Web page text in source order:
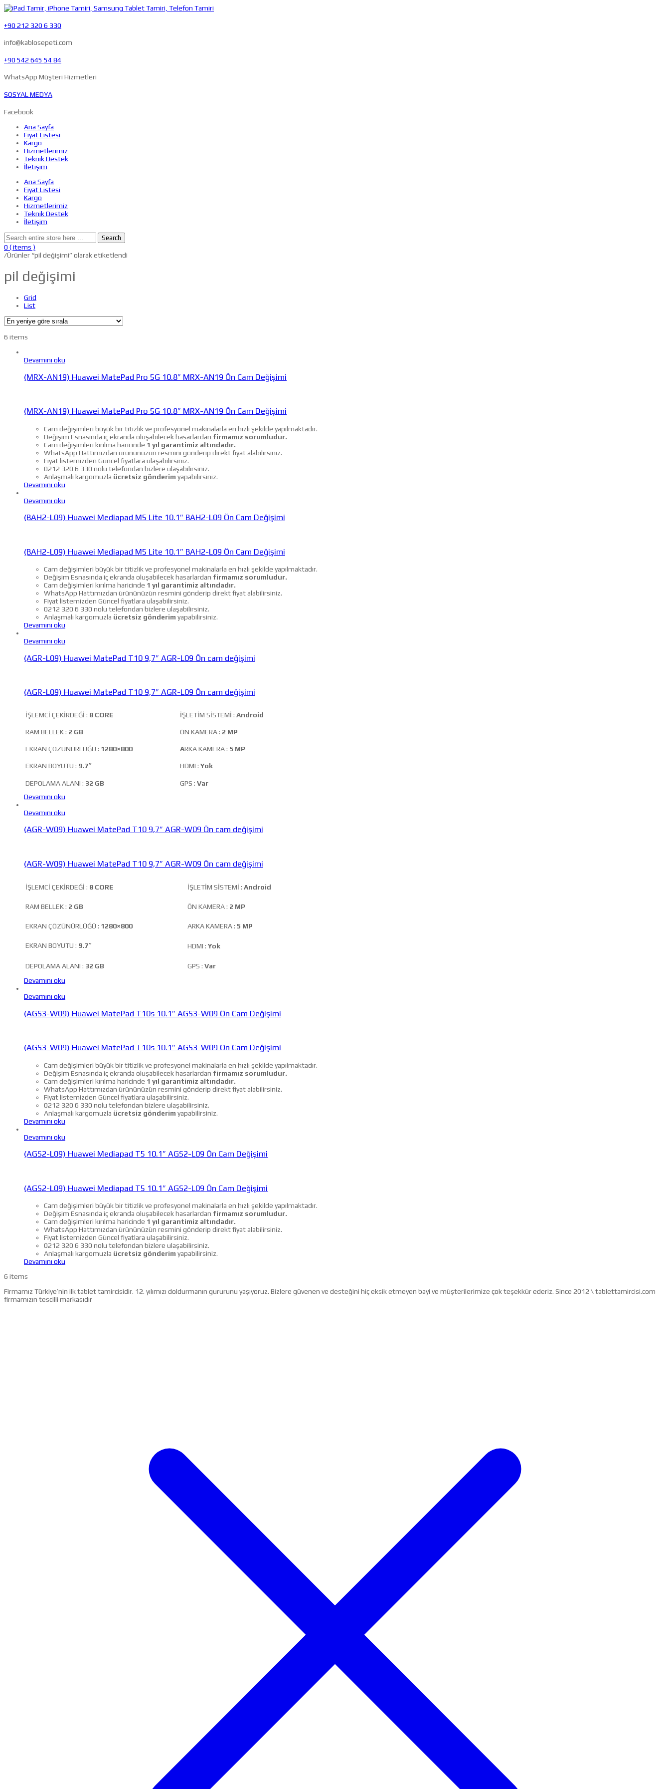
+90 212 320 6 330
info@kablosepeti.com
+90 542 645 54 84
WhatsApp Müşteri Hizmetleri
SOSYAL MEDYA
Facebook
Ana Sayfa
Fiyat Listesi
Kargo
Hizmetlerimiz
Teknik Destek
İletişim
Ana Sayfa
Fiyat Listesi
Kargo
Hizmetlerimiz
Teknik Destek
İletişim
Search
0 ( items )
/Ürünler “pil değişimi” olarak etiketlendi
pil değişimi
Grid
List
6 items
Devamını oku
(MRX-AN19) Huawei MatePad Pro 5G 10.8″ MRX-AN19 Ön Cam Değişimi
(MRX-AN19) Huawei MatePad Pro 5G 10.8″ MRX-AN19 Ön Cam Değişimi
Cam değişimleri büyük bir titizlik ve profesyonel makinalarla en hızlı şekilde yapılmaktadır.
Değişim Esnasında iç ekranda oluşabilecek hasarlardan firmamız sorumludur.
Cam değişimleri kırılma haricinde 1 yıl garantimiz altındadır.
WhatsApp Hattımızdan ürününüzün resmini gönderip direkt fiyat alabilirsiniz.
Fiyat listemizden Güncel fiyatlara ulaşabilirsiniz.
0212 320 6 330 nolu telefondan bizlere ulaşabilirsiniz.
Anlaşmalı kargomuzla ücretsiz gönderim yapabilirsiniz.
Devamını oku
Devamını oku
(BAH2-L09) Huawei Mediapad M5 Lite 10.1″ BAH2-L09 Ön Cam Değişimi
(BAH2-L09) Huawei Mediapad M5 Lite 10.1″ BAH2-L09 Ön Cam Değişimi
Cam değişimleri büyük bir titizlik ve profesyonel makinalarla en hızlı şekilde yapılmaktadır.
Değişim Esnasında iç ekranda oluşabilecek hasarlardan firmamız sorumludur.
Cam değişimleri kırılma haricinde 1 yıl garantimiz altındadır.
WhatsApp Hattımızdan ürününüzün resmini gönderip direkt fiyat alabilirsiniz.
Fiyat listemizden Güncel fiyatlara ulaşabilirsiniz.
0212 320 6 330 nolu telefondan bizlere ulaşabilirsiniz.
Anlaşmalı kargomuzla ücretsiz gönderim yapabilirsiniz.
Devamını oku
Devamını oku
(AGR-L09) Huawei MatePad T10 9,7″ AGR-L09 Ön cam değişimi
(AGR-L09) Huawei MatePad T10 9,7″ AGR-L09 Ön cam değişimi
İŞLEMCİ ÇEKİRDEĞİ : 8 CORE İŞLETİM SİSTEMİ : Android
RAM BELLEK : 2 GB ÖN KAMERA : 2 MP
EKRAN ÇÖZÜNÜRLÜĞÜ : 1280×800 ARKA KAMERA : 5 MP
EKRAN BOYUTU : 9.7″ HDMI : Yok
DEPOLAMA ALANI : 32 GB GPS : Var
Devamını oku
Devamını oku
(AGR-W09) Huawei MatePad T10 9,7″ AGR-W09 Ön cam değişimi
(AGR-W09) Huawei MatePad T10 9,7″ AGR-W09 Ön cam değişimi
İŞLEMCİ ÇEKİRDEĞİ : 8 CORE İŞLETİM SİSTEMİ : Android
RAM BELLEK : 2 GB ÖN KAMERA : 2 MP
EKRAN ÇÖZÜNÜRLÜĞÜ : 1280×800 ARKA KAMERA : 5 MP
EKRAN BOYUTU : 9.7″ HDMI : Yok
DEPOLAMA ALANI : 32 GB GPS : Var
Devamını oku
Devamını oku
(AGS3-W09) Huawei MatePad T10s 10.1″ AGS3-W09 Ön Cam Değişimi
(AGS3-W09) Huawei MatePad T10s 10.1″ AGS3-W09 Ön Cam Değişimi
Cam değişimleri büyük bir titizlik ve profesyonel makinalarla en hızlı şekilde yapılmaktadır.
Değişim Esnasında iç ekranda oluşabilecek hasarlardan firmamız sorumludur.
Cam değişimleri kırılma haricinde 1 yıl garantimiz altındadır.
WhatsApp Hattımızdan ürününüzün resmini gönderip direkt fiyat alabilirsiniz.
Fiyat listemizden Güncel fiyatlara ulaşabilirsiniz.
0212 320 6 330 nolu telefondan bizlere ulaşabilirsiniz.
Anlaşmalı kargomuzla ücretsiz gönderim yapabilirsiniz.
Devamını oku
Devamını oku
(AGS2-L09) Huawei Mediapad T5 10.1″ AGS2-L09 Ön Cam Değişimi
(AGS2-L09) Huawei Mediapad T5 10.1″ AGS2-L09 Ön Cam Değişimi
Cam değişimleri büyük bir titizlik ve profesyonel makinalarla en hızlı şekilde yapılmaktadır.
Değişim Esnasında iç ekranda oluşabilecek hasarlardan firmamız sorumludur.
Cam değişimleri kırılma haricinde 1 yıl garantimiz altındadır.
WhatsApp Hattımızdan ürününüzün resmini gönderip direkt fiyat alabilirsiniz.
Fiyat listemizden Güncel fiyatlara ulaşabilirsiniz.
0212 320 6 330 nolu telefondan bizlere ulaşabilirsiniz.
Anlaşmalı kargomuzla ücretsiz gönderim yapabilirsiniz.
Devamını oku
6 items
Firmamız Türkiye’nin ilk tablet tamircisidir. 12. yılımızı doldurmanın gururunu yaşıyoruz. Bizlere güvenen ve desteğini hiç eksik etmeyen bayi ve müşterilerimize çok teşekkür ederiz. Since 2012 \ tablettamircisi.com
firmamızın tescilli markasıdır